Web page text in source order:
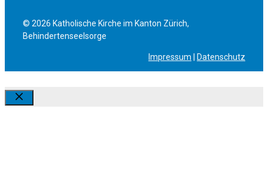
© 2026 Katholische Kirche im Kanton Zürich,
Behindertenseelsorge
Impressum Datenschutz
Schliessen